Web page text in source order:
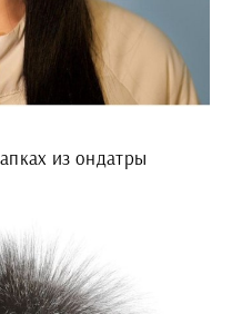
из ондатры